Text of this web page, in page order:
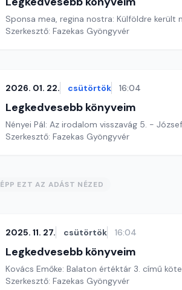
Sponsa mea, regina nostra: Külföldre került
Szerkesztő: Fazekas Gyöngyvér
2026. 01. 22. csütörtök 16:04
Legkedvesebb könyveim
Nényei Pál: Az irodalom visszavág 5. -
Szerkesztő: Fazekas Gyöngyvér
ÉPP EZT AZ ADÁST NÉZED
2025. 11. 27. csütörtök 16:04
Legkedvesebb könyveim
Kovács Emőke: Balaton értéktár 3. című
Szerkesztő: Fazekas Gyöngyvér